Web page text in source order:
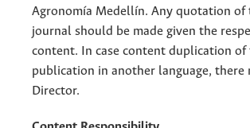
Agronomía Medellín. Any quotation
journal should be made given the
content. In case content duplication
publication in another language,
Director.